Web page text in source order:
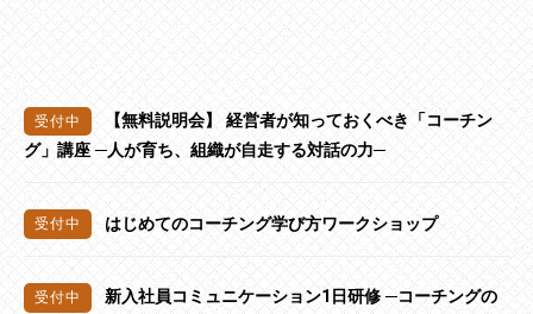
【無料説明会】 経営者が知っておくべき「コーチン
グ」講座 ─人が育ち、組織が自走する対話の力─
はじめてのコーチング学び方ワークショップ
新入社員コミュニケーション1日研修 ─コーチングの